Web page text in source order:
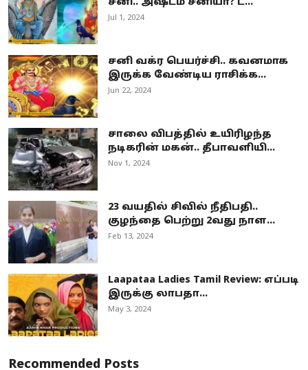
சனி.. அஷ்டம சனியா? ட...
Jul 1, 2024
சனி வக்ர பெயர்ச்சி.. கவனமாக
இருக்க வேண்டிய ராசிக்க...
Jun 22, 2024
சாலை விபத்தில் உயிரிழந்த
நடிகரின் மகன்.. தீபாவளியி...
Nov 1, 2024
23 வயதில் சிவில் நீதிபதி..
குழந்தை பெற்று 2வது நாள...
Feb 13, 2024
Laapataa Ladies Tamil Review: எப்படி
இருக்கு லாபதா...
May 3, 2024
Recommended Posts